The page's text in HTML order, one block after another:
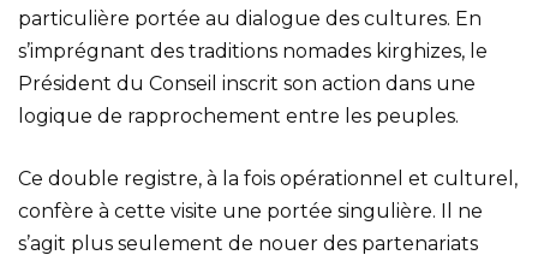
particulière portée au dialogue des cultures. En
s’imprégnant des traditions nomades kirghizes, le
Président du Conseil inscrit son action dans une
logique de rapprochement entre les peuples.
Ce double registre, à la fois opérationnel et culturel,
confère à cette visite une portée singulière. Il ne
s’agit plus seulement de nouer des partenariats